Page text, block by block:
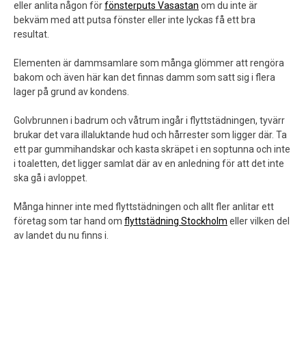
eller anlita någon förfönsterputs Vasastan om du inte är
bekväm med att putsa fönster eller inte lyckas få ett bra
resultat.
Elementen är dammsamlare som många glömmer att rengöra
bakom och även här kan det finnas damm som satt sig i flera
lager på grund av kondens.
Golvbrunnen i badrum och våtrum ingår i flyttstädningen, tyvärr
brukar det vara illaluktande hud och hårrester som ligger där. Ta
ett par gummihandskar och kasta skräpet i en soptunna och inte
i toaletten, det ligger samlat där av en anledning för att det inte
ska gå i avloppet.
Många hinner inte med flyttstädningen och allt fler anlitar ett
företag som tar hand om flyttstädning Stockholm eller vilken del
av landet du nu finns i.